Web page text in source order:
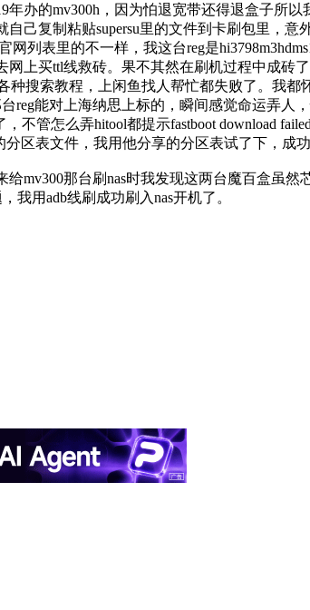
办的mv300h，因为怕退宽带还得退盒子所
自己复制粘贴supersu里的文件到卡刷包里，
列表里的不一样，我这台reg是
上买ttl线救砖。果不其然在刷机过程中成砖
种搜索教程，上闲鱼找人帮忙都失败了。我
能对上海纳思上标的，瞬间感觉命运弄人
不管怎么弄hitool都提示fastboot download
区表文件，我用他分享的分区表试了下，成
mv300那台刷nas时我发现这两台魔百盒虽
我用adb线刷成功刷入nas开机了。